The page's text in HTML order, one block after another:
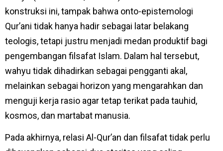
konstruksi ini, tampak bahwa onto-epistemologi
Qur’ani tidak hanya hadir sebagai latar belakang
teologis, tetapi justru menjadi medan produktif bagi
pengembangan filsafat Islam. Dalam hal tersebut,
wahyu tidak dihadirkan sebagai pengganti akal,
melainkan sebagai horizon yang mengarahkan dan
menguji kerja rasio agar tetap terikat pada tauhid,
kosmos, dan martabat manusia.
Pada akhirnya, relasi Al-Qur’an dan filsafat tidak perlu